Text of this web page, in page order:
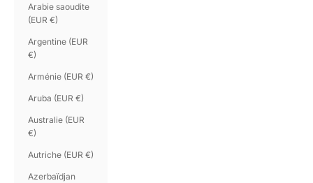
Arabie saoudite
(EUR €)
Argentine (EUR
€)
Arménie (EUR €)
Aruba (EUR €)
Australie (EUR
€)
Autriche (EUR €)
Azerbaïdjan